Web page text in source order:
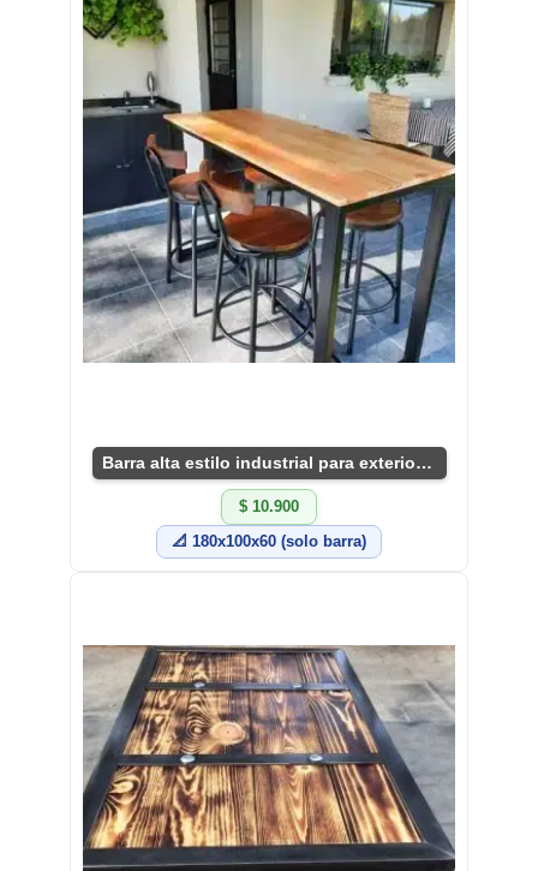
Barra alta estilo industrial para exteriores
$ 10.900
📐 180x100x60 (solo barra)